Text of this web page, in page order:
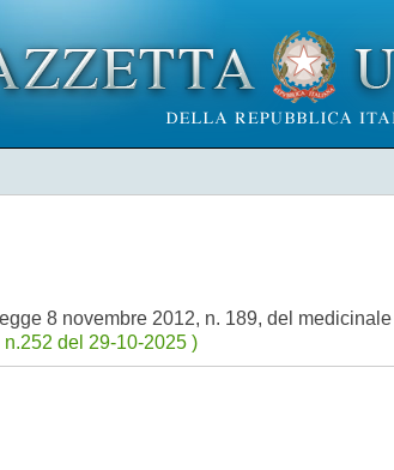
8 novembre 2012, n. 189, del
n.252 del 29-10-2025 )